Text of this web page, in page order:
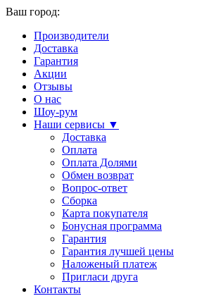
Ваш город:
Производители
Доставка
Гарантия
Акции
Отзывы
О нас
Шоу-рум
Наши сервисы ▼
Доставка
Оплата
Оплата Долями
Обмен возврат
Вопрос-ответ
Сборка
Карта покупателя
Бонусная программа
Гарантия
Гарантия лучшей цены
Наложеный платеж
Пригласи друга
Контакты